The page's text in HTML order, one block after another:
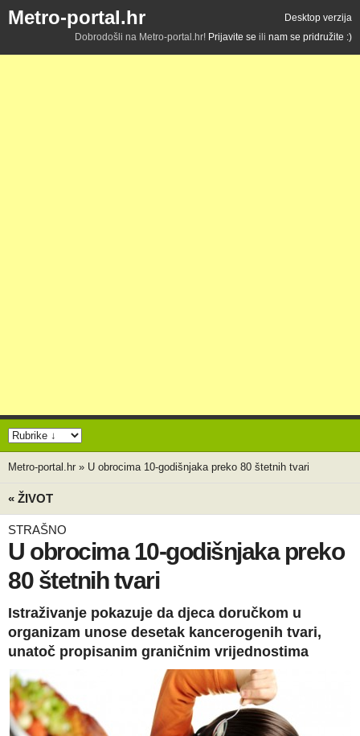
Metro-portal.hr
Desktop verzija
Dobrodošli na Metro-portal.hr! Prijavite se ili nam se pridružite :)
Metro-portal.hr » U obrocima 10-godišnjaka preko 80 štetnih tvari
« ŽIVOT
STRAŠNO
U obrocima 10-godišnjaka preko
80 štetnih tvari
Istraživanje pokazuje da djeca doručkom u
organizam unose desetak kancerogenih tvari,
unatoč propisanim graničnim vrijednostima